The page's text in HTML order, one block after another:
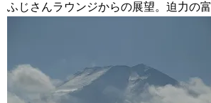
ふじさんラウンジからの展望。迫力の富